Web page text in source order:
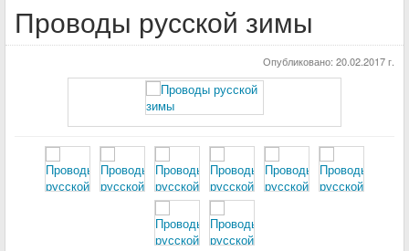
Проводы русской зимы
Опубликовано: 20.02.2017 г.